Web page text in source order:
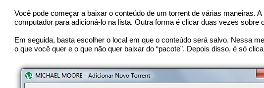
Você pode começar a baixar o conteúdo de um torrent de várias maneiras.
computador para adicioná-lo na lista. Outra forma é clicar duas vezes
Em seguida, basta escolher o local em que o conteúdo será salvo. Nessa
o que você quer e o que não quer baixar do “pacote”. Depois disso, é só